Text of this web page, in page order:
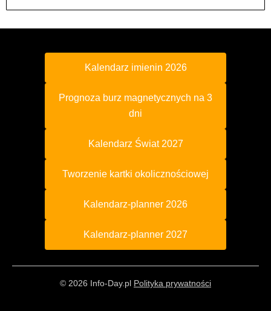
Kalendarz imienin 2026
Prognoza burz magnetycznych na 3
dni
Kalendarz Świat 2027
Tworzenie kartki okolicznościowej
Kalendarz-planner 2026
Kalendarz-planner 2027
© 2026 Info-Day.pl Polityka prywatności